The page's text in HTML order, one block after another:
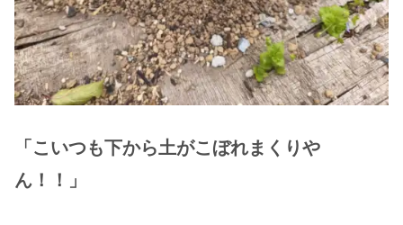
「こいつも下から土がこぼれまくりや
ん！！」